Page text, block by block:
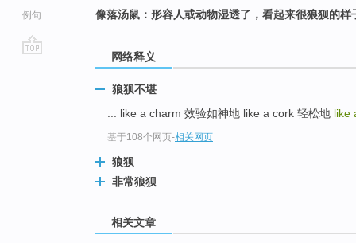
例句
像落汤鼠：形容人或动物湿透了，看起来很狼狈的样
网络释义
狼狈不堪
... like a charm 效验如神地 like a cork 轻松地 like
基于108个网页-相关网页
狼狈
非常狼狈
相关文章